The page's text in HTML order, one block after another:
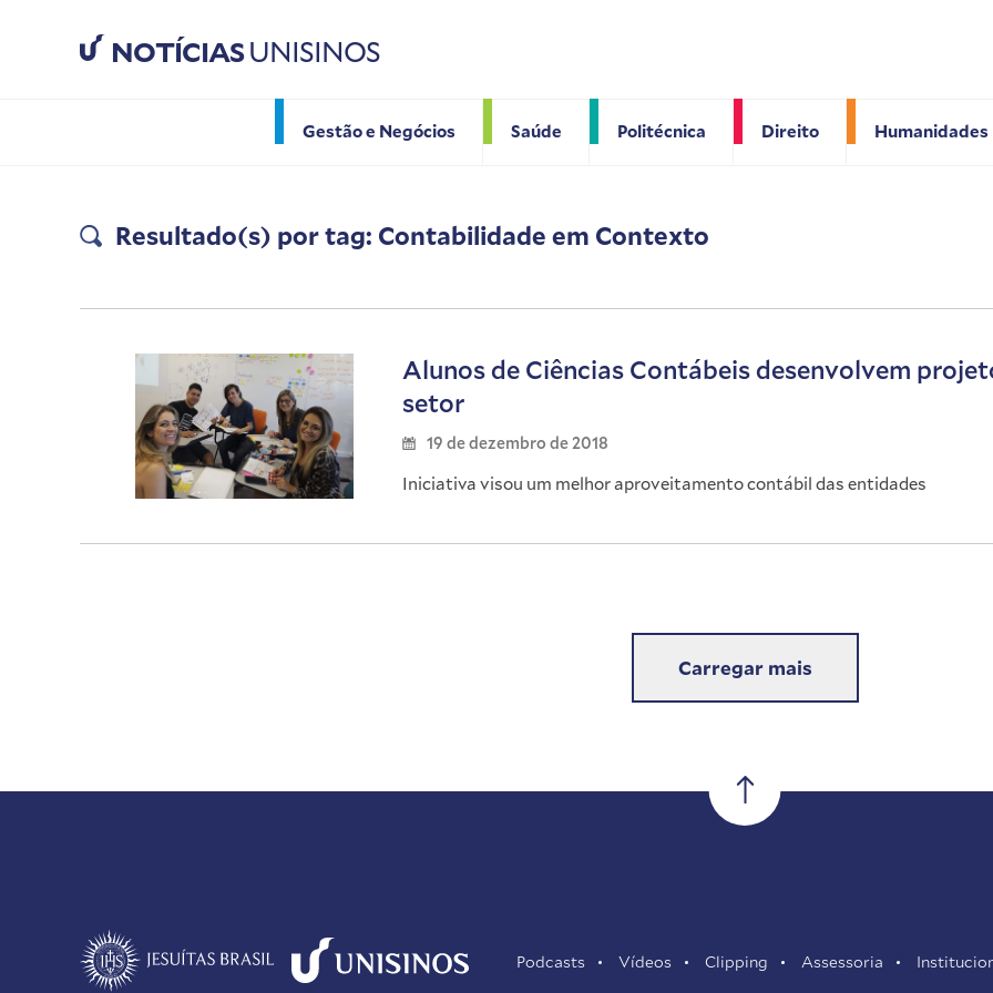
NOTÍCIASUNISINOS
Gestão e Negócios Saúde Politécnica Direito Humanidades
Resultado(s) por tag: Contabilidade em Contexto
Alunos de Ciências Contábeis desenvolvem
setor
19 de dezembro de 2018
Iniciativa visou um melhor aproveitamento contábil das entidades
Carregar mais
Podcasts Vídeos Clipping Assessoria